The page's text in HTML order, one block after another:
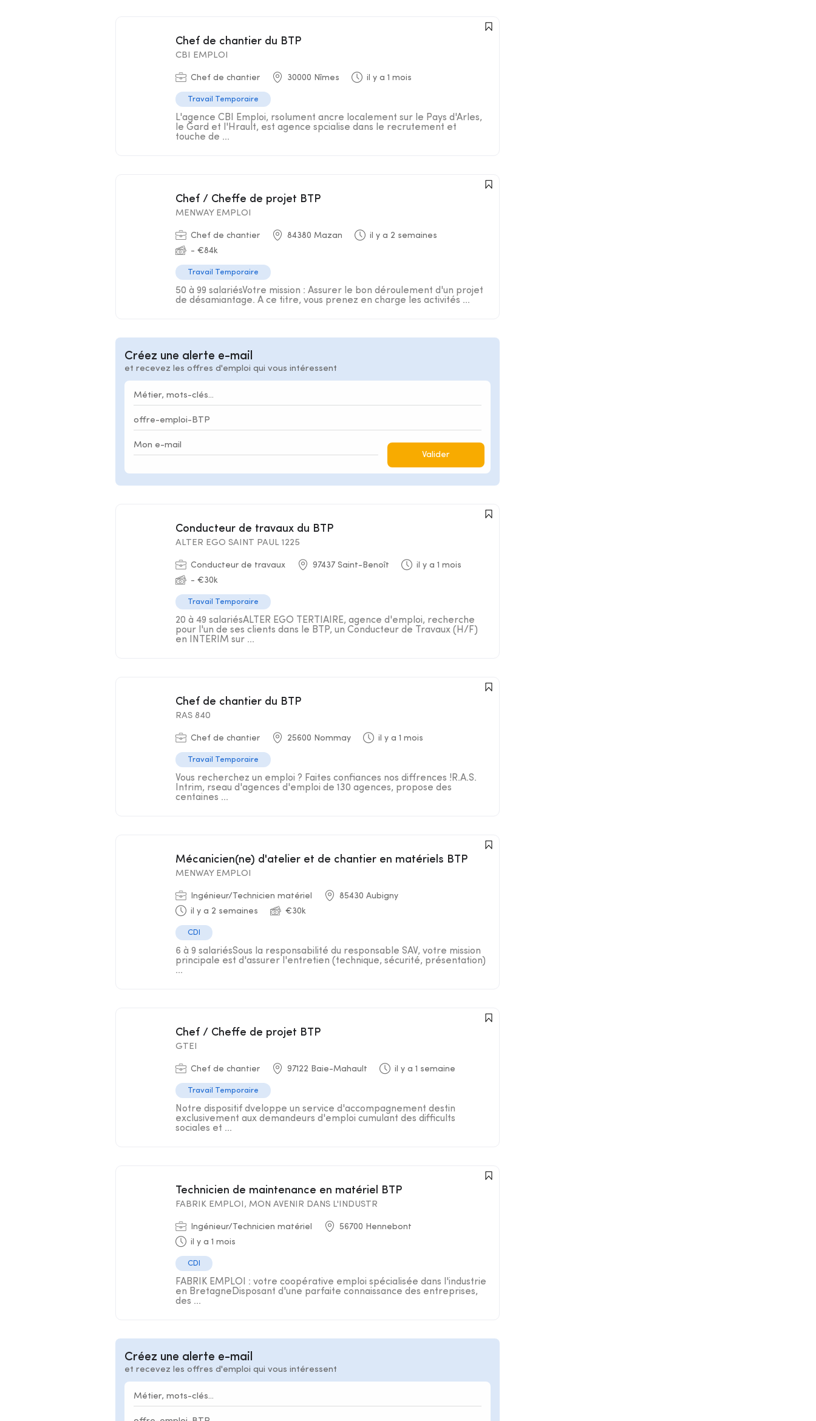
Chef de chantier du BTP
CBI EMPLOI
Chef de chantier 30000 Nîmes il y a 1 mois
Travail Temporaire
L'agence CBI Emploi, rsolument ancre localement sur le Pays d'Arles,
le Gard et l'Hrault, est agence spcialise dans le recrutement et
touche de ...
Chef / Cheffe de projet BTP
MENWAY EMPLOI
Chef de chantier 84380 Mazan
il y a 2 semaines
- €84k
Travail Temporaire
50 à 99 salariésVotre mission : Assurer le bon déroulement d'un projet
de désamiantage. A ce titre, vous prenez en charge les activités ...
Créez une alerte e-mail
et recevez les offres d'emploi qui vous intéressent
Valider
Conducteur de travaux du BTP
ALTER EGO SAINT PAUL 1225
Conducteur de travaux 97437 Saint-Benoît
il y a 1 mois
- €30k
Travail Temporaire
20 à 49 salariésALTER EGO TERTIAIRE, agence d'emploi, recherche
pour l'un de ses clients dans le BTP, un Conducteur de Travaux (H/F)
en INTERIM sur ...
Chef de chantier du BTP
RAS 840
Chef de chantier 25600 Nommay il y a 1 mois
Travail Temporaire
Vous recherchez un emploi ? Faites confiances nos diffrences !R.A.S.
Intrim, rseau d'agences d'emploi de 130 agences, propose des
centaines ...
Mécanicien(ne) d'atelier et de chantier en matériels BTP
MENWAY EMPLOI
Ingénieur/Technicien matériel
85430 Aubigny
il y a 2 semaines
€30k
CDI
6 à 9 salariésSous la responsabilité du responsable SAV, votre mission
principale est d'assurer l'entretien (technique, sécurité, présentation)
...
Chef / Cheffe de projet BTP
GTEI
Chef de chantier 97122 Baie-Mahault il y a 1 semaine
Travail Temporaire
Notre dispositif dveloppe un service d'accompagnement destin
exclusivement aux demandeurs d'emploi cumulant des difficults
sociales et ...
Technicien de maintenance en matériel BTP
FABRIK EMPLOI, MON AVENIR DANS L'INDUSTR
Ingénieur/Technicien matériel
56700 Hennebont
il y a 1 mois
CDI
FABRIK EMPLOI : votre coopérative emploi spécialisée dans l'industrie
en BretagneDisposant d'une parfaite connaissance des entreprises,
des ...
Créez une alerte e-mail
et recevez les offres d'emploi qui vous intéressent